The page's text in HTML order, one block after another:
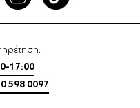
17:00
598 0097